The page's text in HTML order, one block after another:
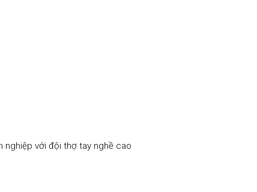
nghiệp với đội thợ tay nghề cao